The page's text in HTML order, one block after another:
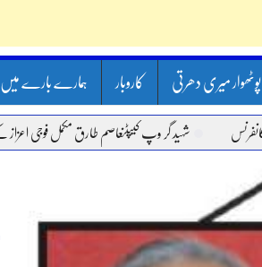
پوٹھوار میری دھرتی کاروبار ہمارے بارے میں
شہید گر وپ کیپٹنعاصم طارق مکمل فوجی اعزاز کے ساتھ